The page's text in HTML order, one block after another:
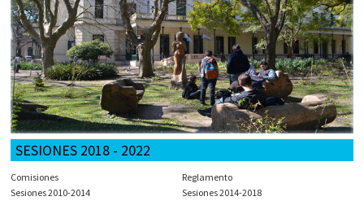
SESIONES 2018 - 2022
Comisiones
Reglamento
Sesiones 2010-2014
Sesiones 2014-2018